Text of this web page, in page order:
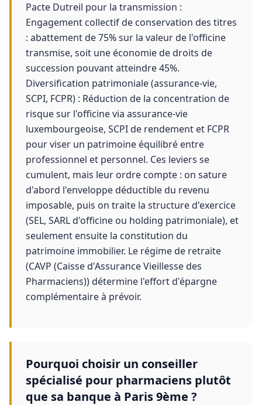
Pacte Dutreil pour la transmission :
Engagement collectif de conservation des titres
: abattement de 75% sur la valeur de l'officine
transmise, soit une économie de droits de
succession pouvant atteindre 45%.
Diversification patrimoniale (assurance-vie,
SCPI, FCPR) : Réduction de la concentration de
risque sur l'officine via assurance-vie
luxembourgeoise, SCPI de rendement et FCPR
pour viser un patrimoine équilibré entre
professionnel et personnel. Ces leviers se
cumulent, mais leur ordre compte : on sature
d'abord l'enveloppe déductible du revenu
imposable, puis on traite la structure d'exercice
(SEL, SARL d'officine ou holding patrimoniale), et
seulement ensuite la constitution du
patrimoine immobilier. Le régime de retraite
(CAVP (Caisse d'Assurance Vieillesse des
Pharmaciens)) détermine l'effort d'épargne
complémentaire à prévoir.
Pourquoi choisir un conseiller
spécialisé pour pharmaciens plutôt
que sa banque à Paris 9ème ?